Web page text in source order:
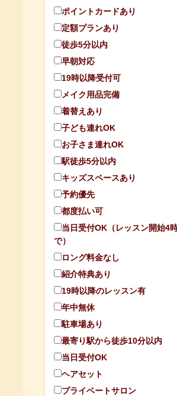
ポイントカードあり
定額プランあり
徒歩5分以内
早朝対応
19時以降受付可
メイク用品完備
着替えあり
子ども連れOK
お子さま連れOK
駅徒歩5分以内
キッズスペースあり
予約優先
都度払い可
当日受付OK（レッスン開始4
で）
ロング料金なし
紹介特典あり
19時以降のレッスン有
年中無休
駐車場あり
最寄り駅から徒歩10分以内
当日受付OK
ヘアセット
プライベートサロン